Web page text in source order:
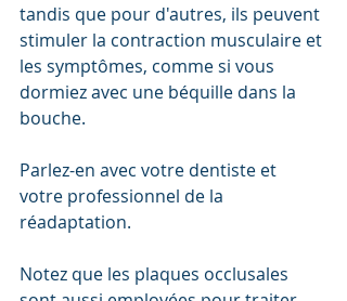
tandis que pour d'autres, ils peuvent
stimuler la contraction musculaire et
les symptômes, comme si vous
dormiez avec une béquille dans la
bouche.
Parlez-en avec votre dentiste et
votre professionnel de la
réadaptation.
Notez que les plaques occlusales